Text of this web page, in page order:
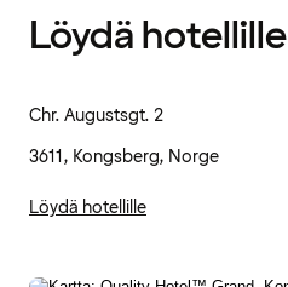
Löydä hotellille
Chr. Augustsgt. 2
3611, Kongsberg, Norge
Löydä hotellille